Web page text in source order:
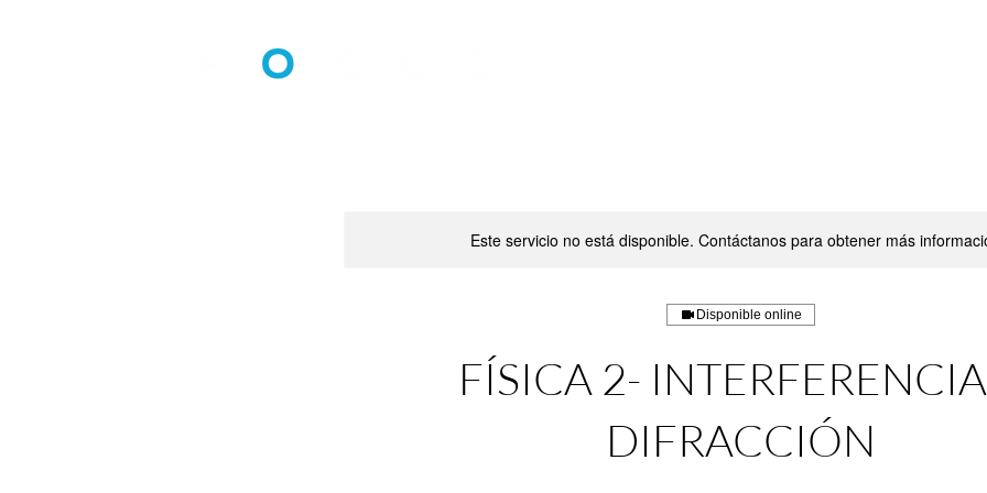
Este servicio no está disponible. Contáctanos para obtener más
Disponible online
FÍSICA 2-
DIFRACCIÓN